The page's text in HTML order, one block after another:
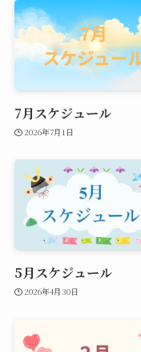
7月スケジュール
2026年7月1日
5月スケジュール
2026年4月30日